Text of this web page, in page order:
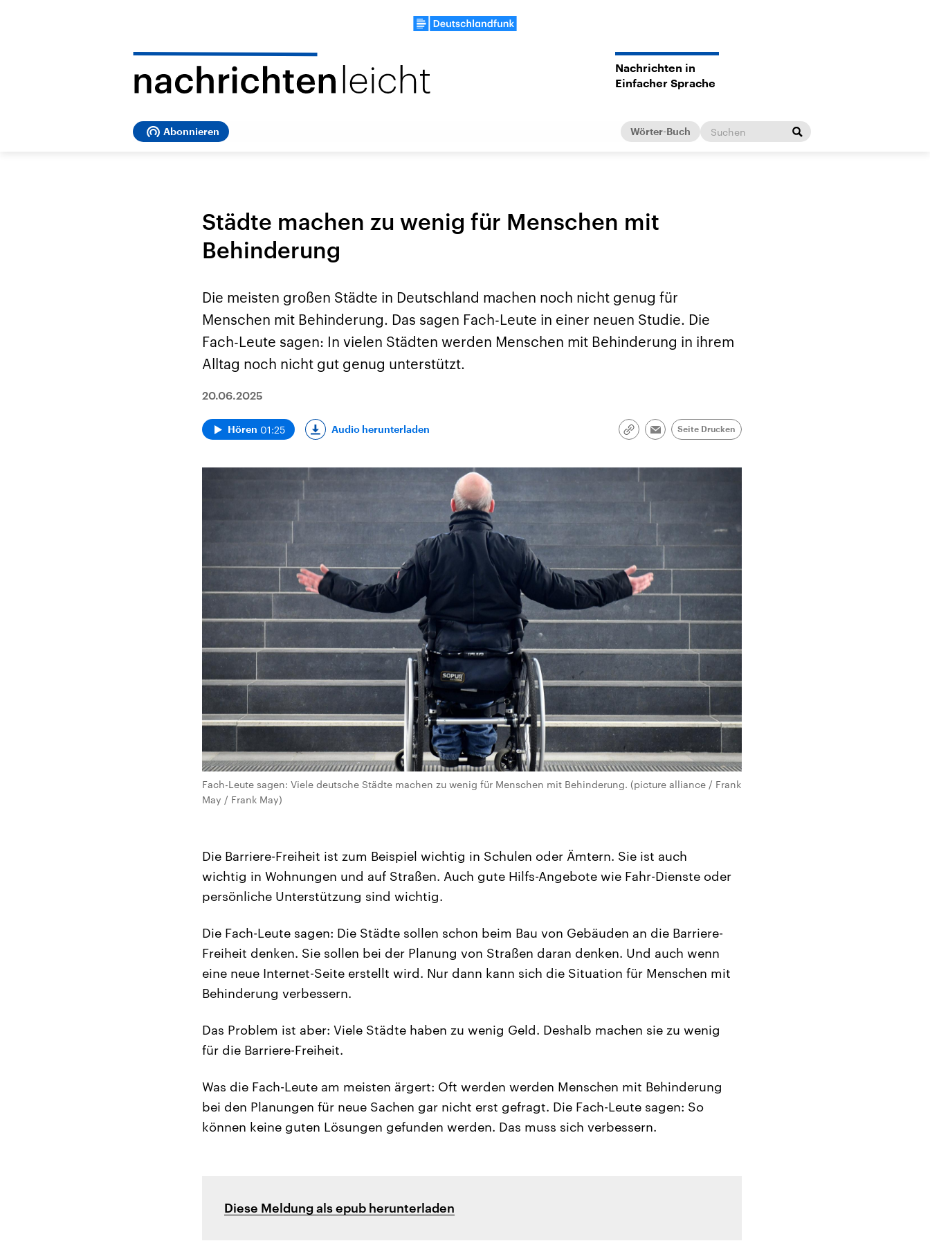
Nachrichten in
Einfacher Sprache
Abonnieren Wörter-Buch
Städte machen zu wenig für Menschen mit
Behinderung
Die meisten großen Städte in Deutschland machen noch nicht genug für
Menschen mit Behinderung. Das sagen Fach-Leute in einer neuen Studie. Die
Fach-Leute sagen: In vielen Städten werden Menschen mit Behinderung in ihrem
Alltag noch nicht gut genug unterstützt.
20.06.2025
Hören 01:25 Audio herunterladen
Link
Email
Seite Drucken
Fach-Leute sagen: Viele deutsche Städte machen zu wenig für Menschen mit Behinderung. (picture alliance / Frank
May / Frank May)
Die Barriere-Freiheit ist zum Beispiel wichtig in Schulen oder Ämtern. Sie ist auch
wichtig in Wohnungen und auf Straßen. Auch gute Hilfs-Angebote wie Fahr-Dienste oder
persönliche Unterstützung sind wichtig.
Die Fach-Leute sagen: Die Städte sollen schon beim Bau von Gebäuden an die Barriere-
Freiheit denken. Sie sollen bei der Planung von Straßen daran denken. Und auch wenn
eine neue Internet-Seite erstellt wird. Nur dann kann sich die Situation für Menschen mit
Behinderung verbessern.
Das Problem ist aber: Viele Städte haben zu wenig Geld. Deshalb machen sie zu wenig
für die Barriere-Freiheit.
Was die Fach-Leute am meisten ärgert: Oft werden werden Menschen mit Behinderung
bei den Planungen für neue Sachen gar nicht erst gefragt. Die Fach-Leute sagen: So
können keine guten Lösungen gefunden werden. Das muss sich verbessern.
Diese Meldung als epub herunterladen